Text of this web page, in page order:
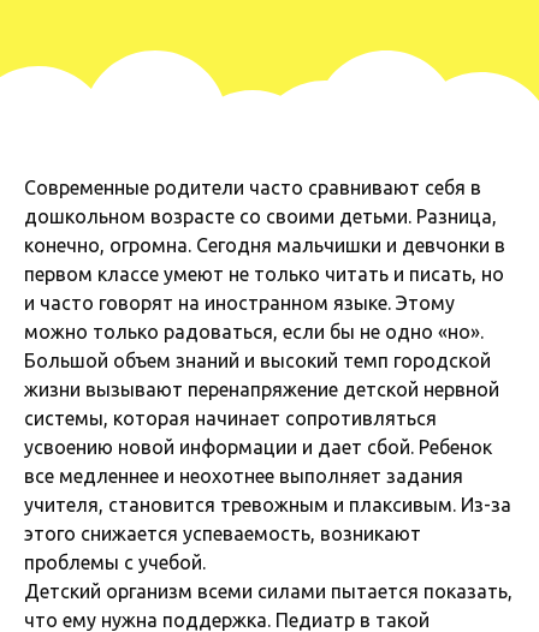
Современные родители часто сравнивают себя в
дошкольном возрасте со своими детьми. Разница,
конечно, огромна. Сегодня мальчишки и девчонки в
первом классе умеют не только читать и писать, но
и часто говорят на иностранном языке. Этому
можно только радоваться, если бы не одно «но».
Большой объем знаний и высокий темп городской
жизни вызывают перенапряжение детской нервной
системы, которая начинает сопротивляться
усвоению новой информации и дает сбой. Ребенок
все медленнее и неохотнее выполняет задания
учителя, становится тревожным и плаксивым. Из-за
этого снижается успеваемость, возникают
проблемы с учебой.
Детский организм всеми силами пытается показать,
что ему нужна поддержка. Педиатр в такой